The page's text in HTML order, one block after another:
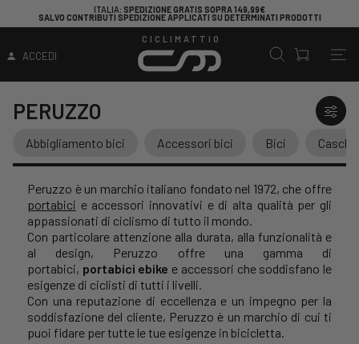
ITALIA: SPEDIZIONE GRATIS SOPRA 149,99€
SALVO CONTRIBUTI SPEDIZIONE APPLICATI SU DETERMINATI PRODOTTI
ACCEDI
CICLIMATTIO
PERUZZO
Abbigliamento bici Accessori bici Bici Caschi
Peruzzo è un marchio italiano fondato nel 1972, che offre
portabici e accessori innovativi e di alta qualità per gli
appassionati di ciclismo di tutto il mondo.
Con particolare attenzione alla durata, alla funzionalità e
al design, Peruzzo offre una gamma di
portabici, portabici ebike e accessori che soddisfano le
esigenze di ciclisti di tutti i livelli.
Con una reputazione di eccellenza e un impegno per la
soddisfazione del cliente, Peruzzo è un marchio di cui ti
puoi fidare per tutte le tue esigenze in bicicletta.